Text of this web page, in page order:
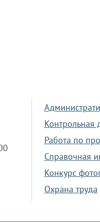
Контрольная
Работа по
Справочная
Конкурс
Охрана труда